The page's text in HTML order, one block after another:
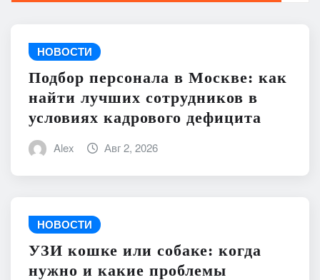
НОВОСТИ
Подбор персонала в Москве: как
найти лучших сотрудников в
условиях кадрового дефицита
Alex Авг 2, 2026
НОВОСТИ
УЗИ кошке или собаке: когда
нужно и какие проблемы